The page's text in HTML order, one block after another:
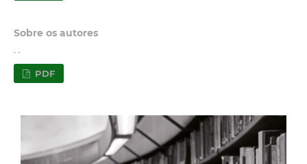
Sobre os autores
PDF